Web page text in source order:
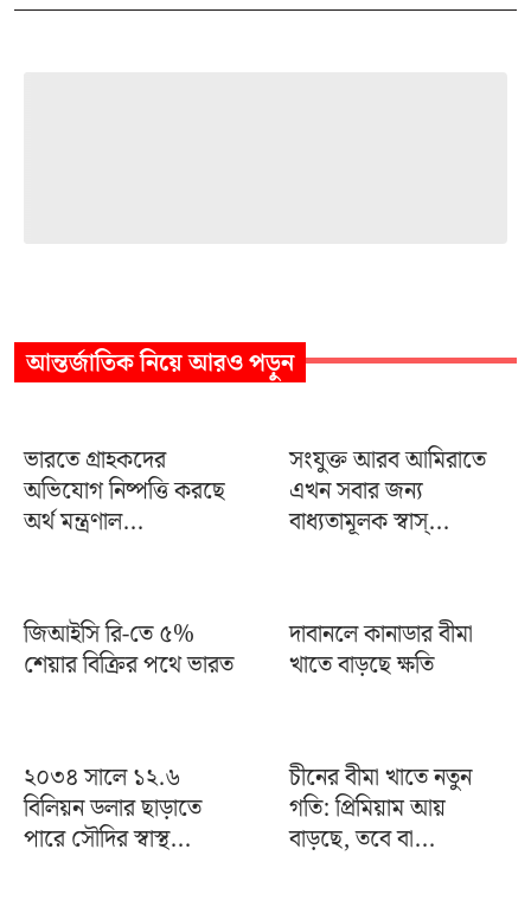
আন্তর্জাতিকনিয়ে আরও পড়ুন
ভারতে গ্রাহকদের
অভিযোগ নিষ্পত্তি করছে
অর্থ মন্ত্রণাল...
সংযুক্ত আরব আমিরাতে
এখন সবার জন্য
বাধ্যতামূলক স্বাস্...
জিআইসি রি-তে ৫%
শেয়ার বিক্রির পথে ভারত
দাবানলে কানাডার বীমা
খাতে বাড়ছে ক্ষতি
২০৩৪ সালে ১২.৬
বিলিয়ন ডলার ছাড়াতে
পারে সৌদির স্বাস্থ...
চীনের বীমা খাতে নতুন
গতি: প্রিমিয়াম আয়
বাড়ছে, তবে বা...